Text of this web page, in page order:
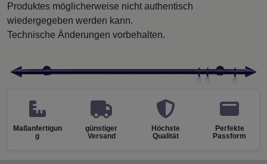
Produktes möglicherweise nicht authentisch
wiedergegeben werden kann.
Technische Änderungen vorbehalten.
Maßanfertigun
g
günstiger
Versand
Höchste
Qualität
Perfekte
Passform